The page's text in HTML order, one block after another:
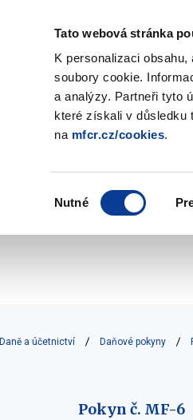
Tato webová stránka
K personalizaci
soubory cookie.
a analýzy. Partneři tyto
které získali v důsledku
na mfcr.cz/cookies.
Nutné
submenu
Daně a účetnictví Daňové pokyny
Pokyn č. MF-6